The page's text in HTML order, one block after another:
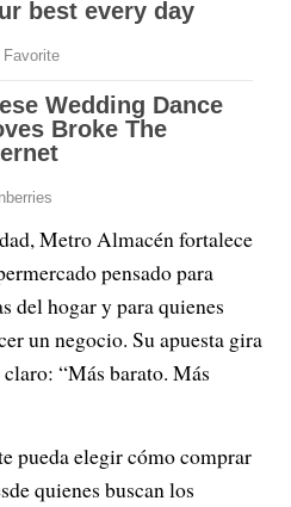
Metro Almacén fortalece
pensado para
del hogar y para quienes
un negocio. Su apuesta gira
“Más barato. Más
pueda elegir cómo comprar
quienes buscan los